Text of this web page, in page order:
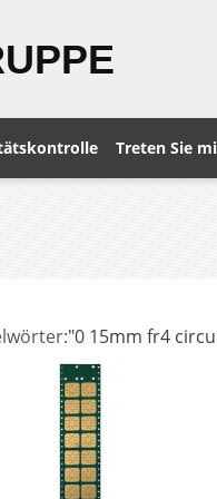
Treten Sie
"0 15mm fr4